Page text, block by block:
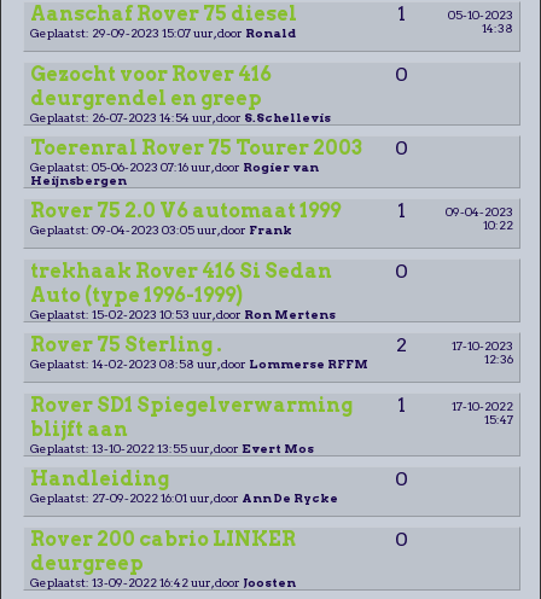
Aanschaf Rover 75 diesel 1
05-10-2023
14:38
Geplaatst: 29-09-2023 15:07 uur, door Ronald
Gezocht voor Rover 416
deurgrendel en greep
0
Geplaatst: 26-07-2023 14:54 uur, door S.Schellevis
Toerenral Rover 75 Tourer 2003 0
Geplaatst: 05-06-2023 07:16 uur, door Rogier van
Heijnsbergen
Rover 75 2.0 V6 automaat 1999 1
09-04-2023
10:22
Geplaatst: 09-04-2023 03:05 uur, door Frank
trekhaak Rover 416 Si Sedan
Auto (type 1996-1999)
0
Geplaatst: 15-02-2023 10:53 uur, door Ron Mertens
Rover 75 Sterling . 2
17-10-2023
12:36
Geplaatst: 14-02-2023 08:58 uur, door Lommerse RFFM
Rover SD1 Spiegelverwarming
blijft aan
1
17-10-2022
15:47
Geplaatst: 13-10-2022 13:55 uur, door Evert Mos
Handleiding 0
Geplaatst: 27-09-2022 16:01 uur, door Ann De Rycke
Rover 200 cabrio LINKER
deurgreep
0
Geplaatst: 13-09-2022 16:42 uur, door Joosten